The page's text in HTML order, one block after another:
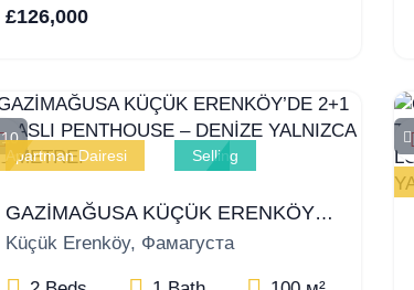
£126,000
10
Apartman Dairesi
Selling
GAZİMAĞUSA KÜÇÜK ERENKÖY’DE 2+1 TERASLI PENTHOUSE – DENİZE YALNIZCA 200 METRE!
Küçük Erenköy, Фамагуста